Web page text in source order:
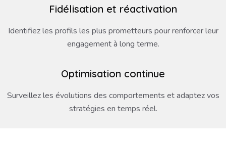
Fidélisation et réactivation
Identifiez les profils les plus prometteurs pour renforcer leur
engagement à long terme.
Optimisation continue
Surveillez les évolutions des comportements et adaptez vos
stratégies en temps réel.